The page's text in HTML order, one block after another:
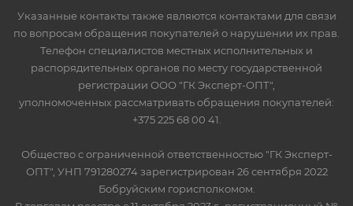
Указанные контакты также являются контактами для связи
по вопросам обращения покупателей о нарушении их прав.
Телефон специалистов местных исполнительных и
распорядительных органов по месту государственной
регистрации ООО "ГК Эксперт-ОПТ",
уполномоченных рассматривать обращения покупателей:
+375 225 68 00 41.
Общество с ограниченной ответственностью "ГК Эксперт-
ОПТ", УНП 791280274 зарегистрирован 26 сентября 2022
Бобруйским горисполкомом.